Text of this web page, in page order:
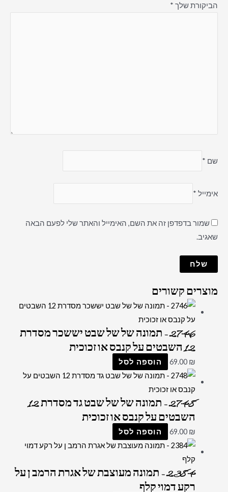
הביקורת שלך *
שם *
אימייל *
שמור בדפדפן זה את השם, האימייל והאתר שלי לפעם הבאה
שאגיב.
מוצרים קשורים
2746 – תמונה של של שבט יששכר מסדרת
12 השבטים על קנבס או זכוכית
69.00 ₪ הוספה לסל
2748 – תמונה של של שבט גד מסדרת 12
השבטים על קנבס או זכוכית
69.00 ₪ הוספה לסל
2384 – תמונה מעוצבת של אגרת הרמב ן על
רקע דמוי קלף